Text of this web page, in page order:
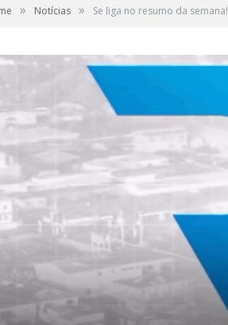
» Notícias » Se liga no resumo da semana!